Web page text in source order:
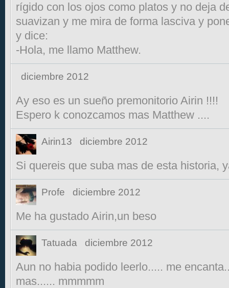
rígido con los ojos como platos y no deja
suavizan y me mira de forma lasciva y
y dice:
-Hola, me llamo Matthew.
diciembre 2012
Ay eso es un sueño premonitorio Airin !!!!
Espero k conozcamos mas Matthew ....
Airin13 diciembre 2012
Si quereis que suba mas de esta historia,
Profe diciembre 2012
Me ha gustado Airin,un beso
Tatuada diciembre 2012
Aun no habia podido leerlo..... me
mas...... mmmmm